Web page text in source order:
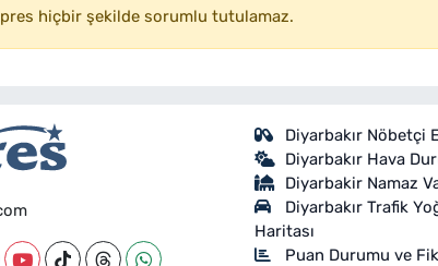
hiçbir şekilde sorumlu tutulamaz.
Diyarbakır Nöbetçi
Diyarbakır Hava
Diyarbakir Namaz
Diyarbakır Trafik
Haritası
Puan Durumu ve